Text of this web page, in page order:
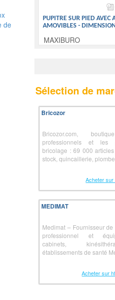
de
PUPITRE SUR PIED AVEC
AMOVIBLES -
MAXIBURO
Sélection de
Bricozor
Bricozor.com,
professionnels et les
bricolage : 69 000
stock, quincaillerie,
Acheter sur
MEDIMAT
Medimat – Fournisseur
professionnel et
cabinets,
établissements de santé
Acheter sur